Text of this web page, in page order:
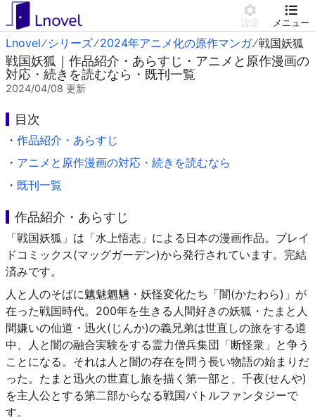
設定 メニュー
Lnovel シリーズ 2024年アニメ化の原作マンガ 戦国妖狐
戦国妖狐｜作品紹介・あらすじ・アニメと原作漫画の
対応・続きを読むなら・既刊一覧
2024/04/08 更新
目次
・ 作品紹介・あらすじ
・ アニメと原作漫画の対応・続きを読むなら
・ 既刊一覧
作品紹介・あらすじ
「戦国妖狐」は「水上悟志」による日本の漫画作品。ブレイ
ドコミックス(マッグガーデン)から発行されています。完結
済みです。
人と人のそばに魑魅魍魎・妖怪変化たち「闇(かたわら)」が
在った戦国時代。200年を生きる人間好きの妖狐・たまと人
間嫌いの仙道・迅火(じんか)の義兄弟は世直しの旅をする道
中、人と闇の融合実験をする霊力僧兵集団「断怪衆」と争う
ことになる。それは人と闇の存在を問う長い物語の始まりだ
った。たまと迅火の世直し旅を描く第一部と、千夜(せんや)
を主人公とする第二部からなる戦国バトルファンタジーで
す。